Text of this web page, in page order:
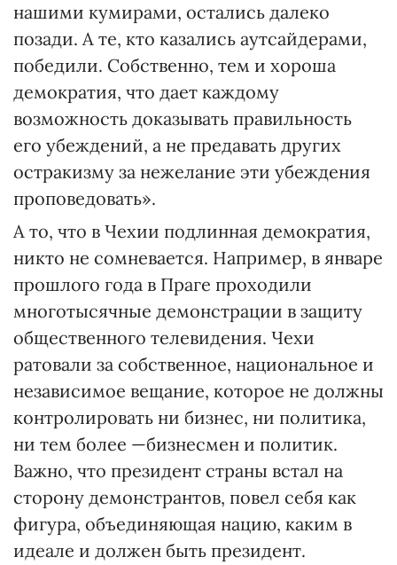
нашими кумирами, остались далеко
позади. А те, кто казались аутсайдерами,
победили. Собственно, тем и хороша
демократия, что дает каждому
возможность доказывать правильность
его убеждений, а не предавать других
остракизму за нежелание эти убеждения
проповедовать».
А то, что в Чехии подлинная демократия,
никто не сомневается. Например, в январе
прошлого года в Праге проходили
многотысячные демонстрации в защиту
общественного телевидения. Чехи
ратовали за собственное, национальное и
независимое вещание, которое не должны
контролировать ни бизнес, ни политика,
ни тем более —бизнесмен и политик.
Важно, что президент страны встал на
сторону демонстрантов, повел себя как
фигура, объединяющая нацию, каким в
идеале и должен быть президент.